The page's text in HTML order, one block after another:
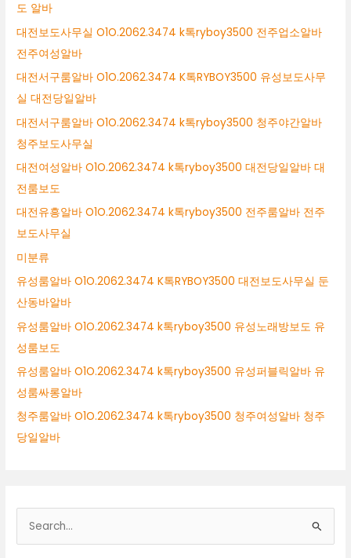
도 알바
대전보도사무실 O1O.2062.3474 k톡ryboy3500 전주업소알바
전주여성알바
대전서구룸알바 O1O.2062.3474 K톡RYBOY3500 유성보도사무
실 대전당일알바
대전서구룸알바 O1O.2062.3474 k톡ryboy3500 청주야간알바
청주보도사무실
대전여성알바 O1O.2062.3474 k톡ryboy3500 대전당일알바 대
전룸보도
대전유흥알바 O1O.2062.3474 k톡ryboy3500 전주룸알바 전주
보도사무실
미분류
유성룸알바 O1O.2062.3474 K톡RYBOY3500 대전보도사무실 둔
산동바알바
유성룸알바 O1O.2062.3474 k톡ryboy3500 유성노래방보도 유
성룸보도
유성룸알바 O1O.2062.3474 k톡ryboy3500 유성퍼블릭알바 유
성룸싸롱알바
청주룸알바 O1O.2062.3474 k톡ryboy3500 청주여성알바 청주
당일알바
색